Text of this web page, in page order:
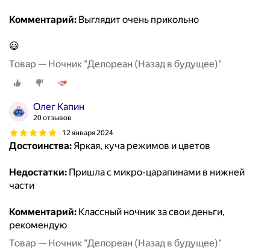
Комментарий: Выглядит очень прикольно
😃
Товар — Ночник "Делореан (Назад в будущее)"
Олег Капин
20 отзывов
12 января 2024
Достоинства:Яркая, куча режимов и цветов
Недостатки: Пришла с микро-царапинами в нижней
части
Комментарий: Классный ночник за свои деньги,
рекомендую
Товар — Ночник "Делореан (Назад в будущее)"